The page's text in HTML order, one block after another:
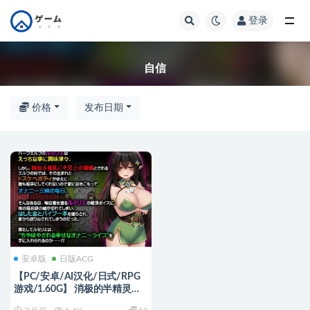
登录
自信
价格 发布日期
安卓版 日版ACG
【PC/安卓/AI汉化/日式/RPG
游戏/1.60G】 消极的半精灵想